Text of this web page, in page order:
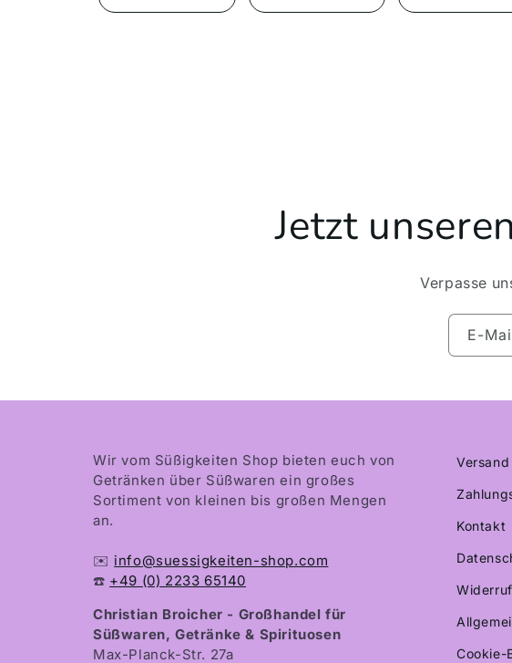
Jetzt
Verpasse
E-
Wir vom Süßigkeiten Shop bieten euch von
Getränken über Süßwaren ein großes
Sortiment von kleinen bis großen Mengen
an.
✉️ info@suessigkeiten-shop.com
☎️ +49 (0) 2233 65140
Christian Broicher - Großhandel für
Süßwaren, Getränke & Spirituosen
Max-Planck-Str. 27a
Versand
Kontakt
Cookie-